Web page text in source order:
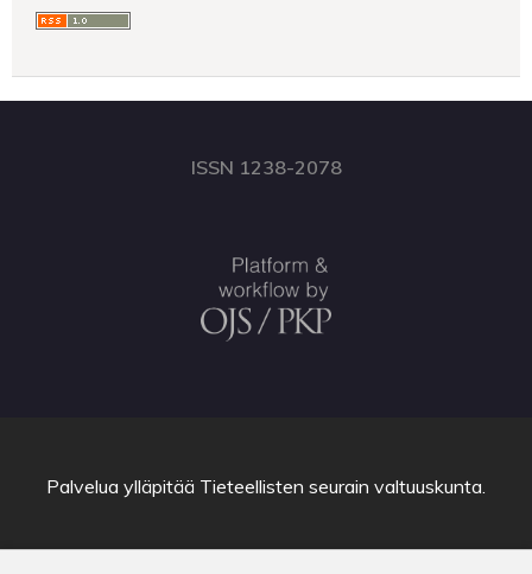
ISSN 1238-2078
Palvelua ylläpitää Tieteellisten seurain valtuuskunta.